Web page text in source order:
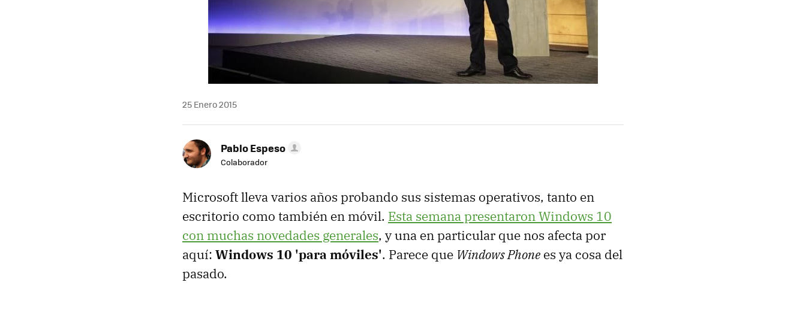
25 Enero 2015
Pablo Espeso
Colaborador
Microsoft lleva varios años probando sus sistemas operativos, tanto en
escritorio como también en móvil. Esta semana presentaron Windows 10
con muchas novedades generales, y una en particular que nos afecta por
aquí: Windows 10 'para móviles'. Parece que Windows Phone es ya cosa del
pasado.